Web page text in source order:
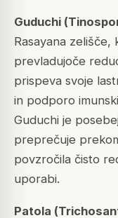
Guduchi (
Rasayana
prevladujoče
prispeva svoje
in podporo
Guduchi je
preprečuje
povzročila čisto
uporabi.
Patola (